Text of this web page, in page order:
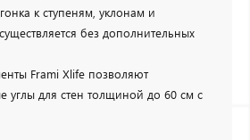
к ступеням, уклонам и
без дополнительных
Frami Xlife позволяют
углы для стен толщиной до 60 см с